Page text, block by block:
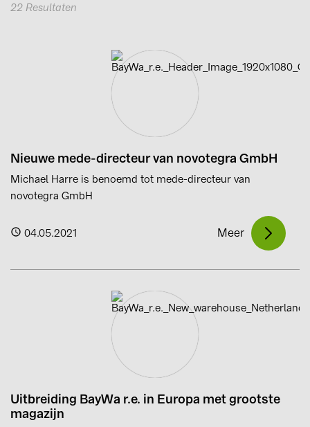
22 Resultaten
Nieuwe mede-directeur van novotegra GmbH
Michael Harre is benoemd tot mede-directeur van
novotegra GmbH
04.05.2021 Meer
Uitbreiding BayWa r.e. in Europa met grootste
magazijn